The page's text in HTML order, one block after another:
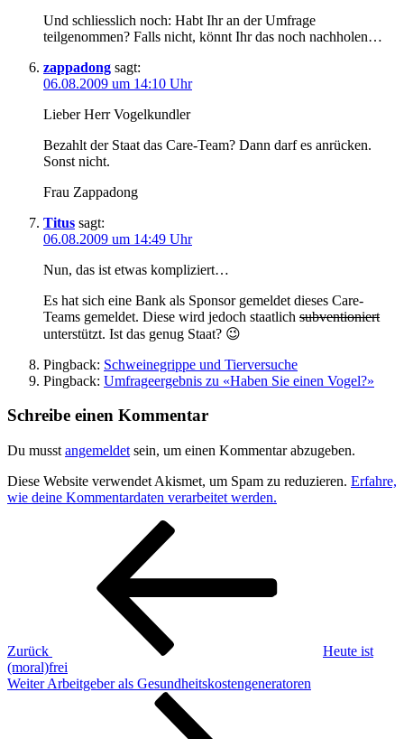
Und schliesslich noch: Habt Ihr an der Umfrage
teilgenommen? Falls nicht, könnt Ihr das noch nachholen…
zappadong sagt:
06.08.2009 um 14:10 Uhr
Lieber Herr Vogelkundler
Bezahlt der Staat das Care-Team? Dann darf es anrücken.
Sonst nicht.
Frau Zappadong
Titus sagt:
06.08.2009 um 14:49 Uhr
Nun, das ist etwas kompliziert…
Es hat sich eine Bank als Sponsor gemeldet dieses Care-
Teams gemeldet. Diese wird jedoch staatlich subventioniert
unterstützt. Ist das genug Staat? 😉
Pingback: Schweinegrippe und Tierversuche
Pingback: Umfrageergebnis zu «Haben Sie einen Vogel?»
Schreibe einen Kommentar
Du musst angemeldet sein, um einen Kommentar abzugeben.
Diese Website verwendet Akismet, um Spam zu reduzieren. Erfahre,
wie deine Kommentardaten verarbeitet werden.
Beitragsnavigation
Zurück
Heute ist
(moral)frei
Nächster
Weiter Arbeitgeber als Gesundheitskostengeneratoren